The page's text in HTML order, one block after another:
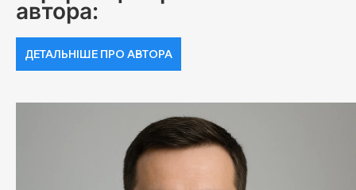
автора:
ДЕТАЛЬНІШЕ ПРО АВТОРА